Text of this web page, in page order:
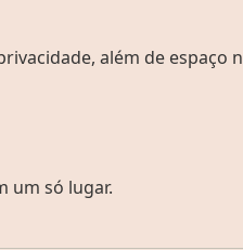
além de espaço
um só lugar.